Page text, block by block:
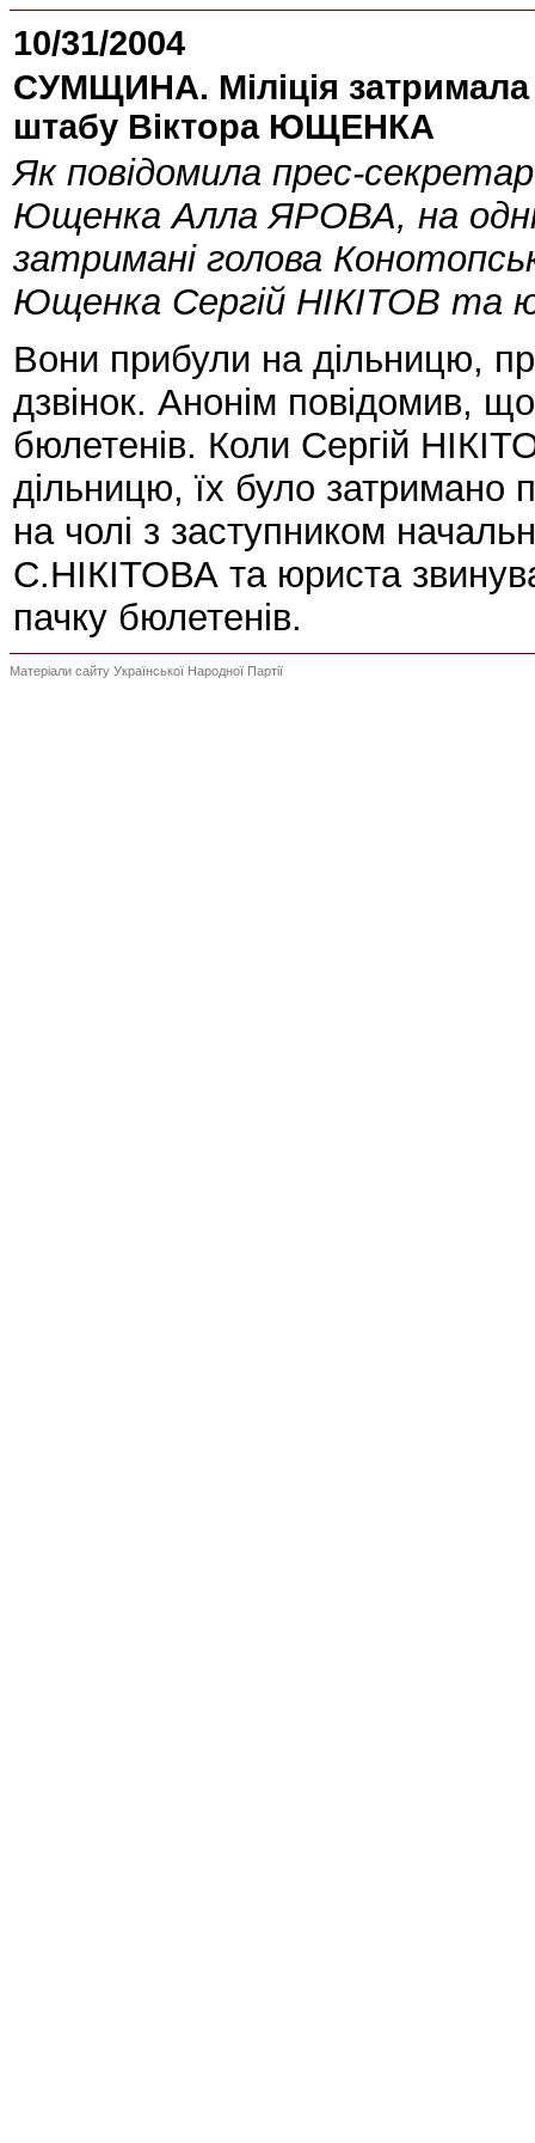
10/31/2004
СУМЩИНА. Міліція затримала
штабу Віктора ЮЩЕНКА
Як повідомила прес-
Ющенка Алла ЯРОВА, на
затримані голова
Ющенка Сергій НІКІТОВ та
Вони прибули на дільницю,
дзвінок. Анонім повідомив,
бюлетенів. Коли Сергій
дільницю, їх було затримано
на чолі з заступником
С.НІКІТОВА та юриста
пачку бюлетенів.
Матеріали сайту Української Народної Партії